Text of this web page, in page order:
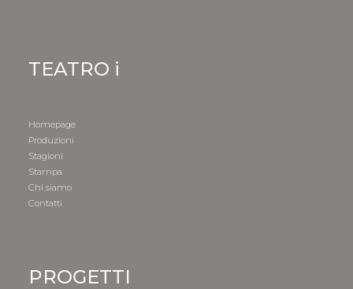
TEATRO i
Homepage
Produzioni
Stagioni
Stampa
Chi siamo
Contatti
PROGETTI